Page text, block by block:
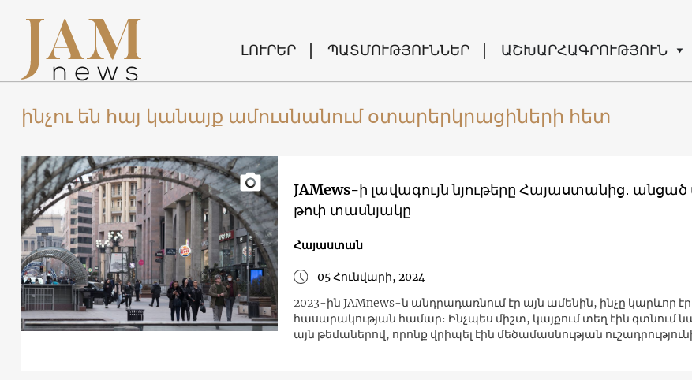
ԼՈՒՐԵՐ ՊԱՏՄՈՒԹՅՈՒՆՆԵՐ ԱՇԽԱՐՀԱԳՐՈՒԹՅՈՒՆ
ինչու են հայ կանայք ամուսնանում օտարերկրացիների հետ
JAMews-ի լավագույն նյութերը Հայաստանից․
թոփ տասնյակը
Հայաստան
05 Հունվարի, 2024
2023-ին JAMnews-ն անդրադառնում էր այն ​​ամենին, ինչը կարևոր էր
հասարակության համար։ Ինչպես միշտ, կայքում տեղ էին գտնում
այն թեմաներով, որոնք վրիպել էին մեծամասնության